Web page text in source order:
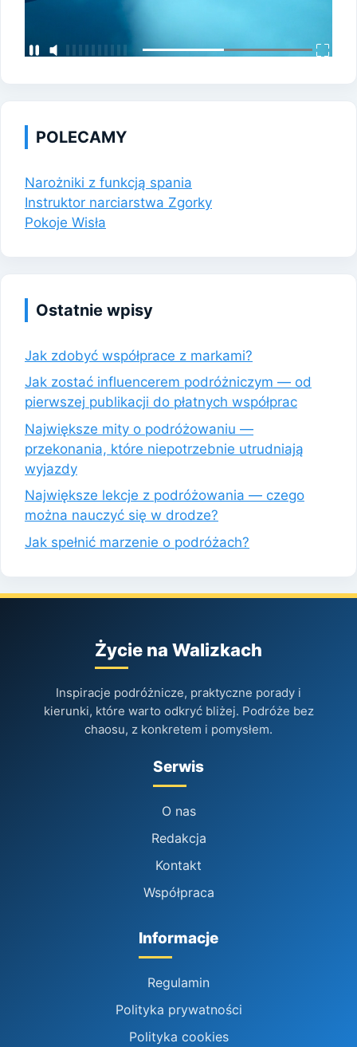
POLECAMY
Narożniki z funkcją spania
Instruktor narciarstwa Zgorky
Pokoje Wisła
Ostatnie wpisy
Jak zdobyć współprace z markami?
Jak zostać influencerem podróżniczym — od
pierwszej publikacji do płatnych współprac
Największe mity o podróżowaniu —
przekonania, które niepotrzebnie utrudniają
wyjazdy
Największe lekcje z podróżowania — czego
można nauczyć się w drodze?
Jak spełnić marzenie o podróżach?
Życie na Walizkach
Inspiracje podróżnicze, praktyczne porady i
kierunki, które warto odkryć bliżej. Podróże bez
chaosu, z konkretem i pomysłem.
Serwis
O nas
Redakcja
Kontakt
Współpraca
Informacje
Regulamin
Polityka prywatności
Polityka cookies